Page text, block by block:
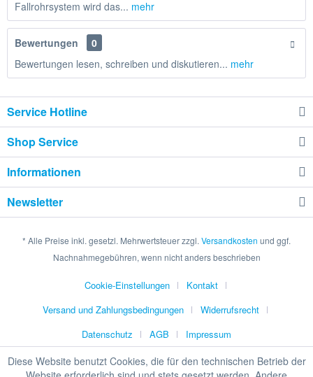
Fallrohrsystem wird das... mehr
Bewertungen
0
Bewertungen lesen, schreiben und diskutieren... mehr
Service Hotline
Shop Service
Informationen
Newsletter
* Alle Preise inkl. gesetzl. Mehrwertsteuer zzgl. Versandkosten und ggf.
Nachnahmegebühren, wenn nicht anders beschrieben
Cookie-Einstellungen
Kontakt
Versand und Zahlungsbedingungen
Widerrufsrecht
Datenschutz
AGB Impressum
Diese Website benutzt Cookies, die für den technischen Betrieb der